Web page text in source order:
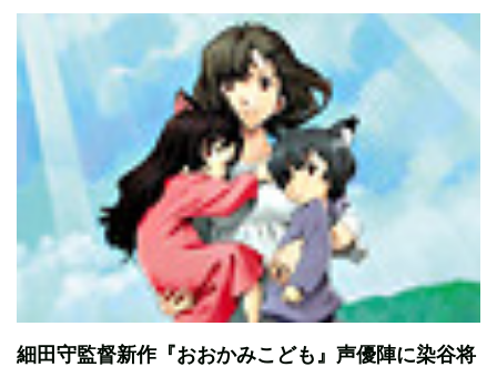
細田守監督新作『おおかみこども』声優陣に染谷将